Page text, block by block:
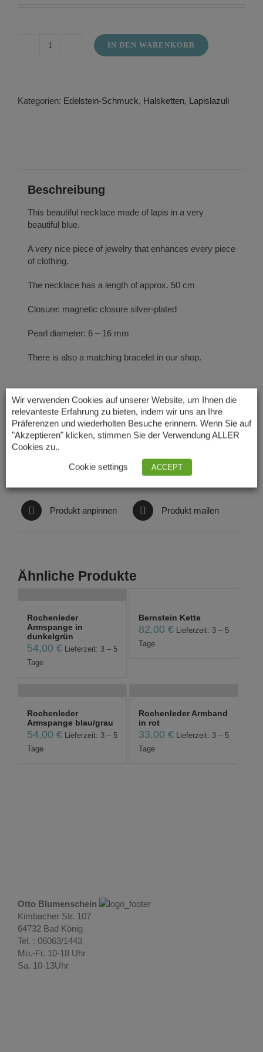
Necklace
course
IN DEN WARENKORB
Kategorien: Edelstein-Schmuck, Halsketten, Lapislazuli
Beschreibung
This beautiful necklace made of lapis in a very
beautiful blue.
A very nice piece of jewelry that enhances every piece
of clothing.
The necklace has a length of approx. 50 cm
Closure: magnetic closure silver-plated
Pearl diameter: 6 – 16 mm
There is also a matching bracelet in our shop.
Auf Facebook teilen Produkt twittern
Produkt anpinnen Produkt mailen
Ähnliche Produkte
Rochenleder
Armspange in
dunkelgrün
54,00 €
Lieferzeit: 3 – 5
Tage
Bernstein Kette
82,00€
Lieferzeit: 3 – 5
Tage
Rochenleder
Armspange blau/grau
54,00 €
Lieferzeit: 3 – 5
Tage
Rochenleder Armband
in rot
33,00€
Lieferzeit: 3 – 5
Tage
Otto Blumenschein
Kimbacher Str. 107
64732 Bad König
Tel. : 06063/1443
Mo.-Fr. 10-18 Uhr
Sa. 10-13Uhr
Wir verwenden Cookies auf unserer Website, um Ihnen die
relevanteste Erfahrung zu bieten, indem wir uns an Ihre
Präferenzen und wiederholten Besuche erinnern. Wenn Sie auf
"Akzeptieren" klicken, stimmen Sie der Verwendung ALLER
Cookies zu..
Cookie settings ACCEPT